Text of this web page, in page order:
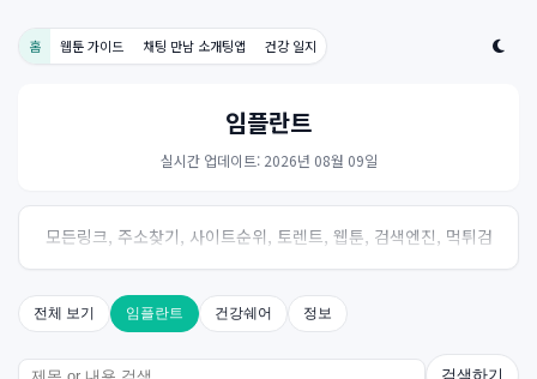
홈 웹툰 가이드 채팅 만남 소개팅앱 건강 일지
임플란트
실시간 업데이트: 2026년 08월 09일
모든링크, 주소찾기, 사이트순위, 토렌트, 웹툰, 검색엔진, 먹튀검
증, 스포츠, 드라마, 커뮤니티 링크사이트! 여기여
전체 보기 임플란트 건강쉐어 정보
검색하기